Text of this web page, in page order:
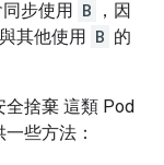
步使用 B
，因
其他使用 B 的
全捨棄 這類 Pod
些方法：